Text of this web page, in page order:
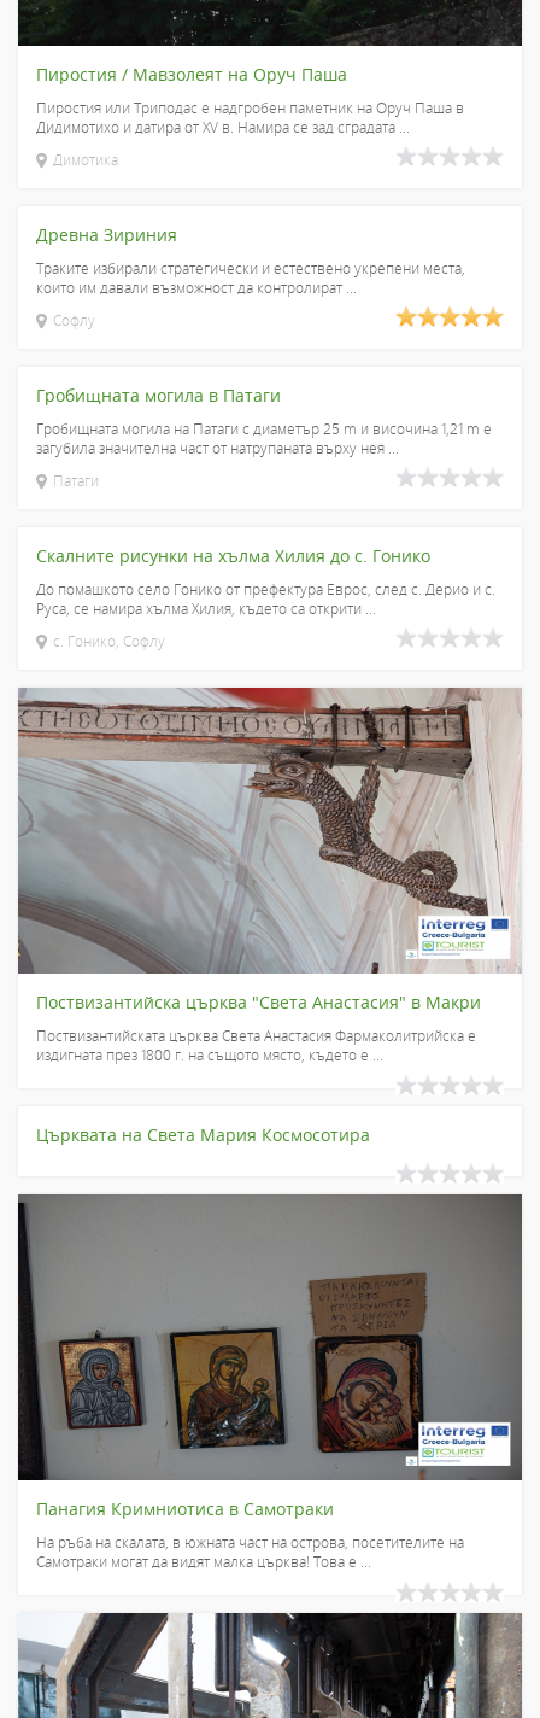
Пиростия / Мавзолеят на Оруч Паша
Пиростия или Триподас е надгробен паметник на Оруч Паша в
Дидимотихо и датира от XV в. Намира се зад сградата ...
Димотика
Древна Зириния
Траките избирали стратегически и естествено укрепени места,
които им давали възможност да контролират ...
Софлу
Гробищната могила в Патаги
Гробищната могила на Патаги с диаметър 25 m и височина 1,21 m е
загубила значителна част от натрупаната върху нея ...
Патаги
Скалните рисунки на хълма Хилия до с. Гонико
До помашкото село Гонико от префектура Еврос, след с. Дерио и с.
Руса, се намира хълма Хилия, където са открити ...
с. Гонико, Софлу
Поствизантийска църква "Света Анастасия" в Макри
Поствизантийската църква Света Анастасия Фармаколитрийска е
издигната през 1800 г. на същото място, където е ...
Църквата на Света Мария Космосотира
Панагия Кримниотиса в Самотраки
На ръба на скалата, в южната част на острова, посетителите на
Самотраки могат да видят малка църква! Това е ...